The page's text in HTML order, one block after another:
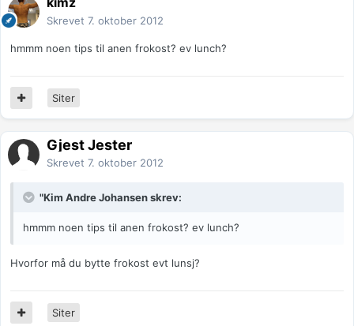
Skrevet 7. oktober 2012
hmmm noen tips til anen frokost? ev lunch?
Siter
Gjest Jester
Skrevet 7. oktober 2012
"Kim Andre Johansen skrev:
hmmm noen tips til anen frokost? ev lunch?
Hvorfor må du bytte frokost evt lunsj?
Siter